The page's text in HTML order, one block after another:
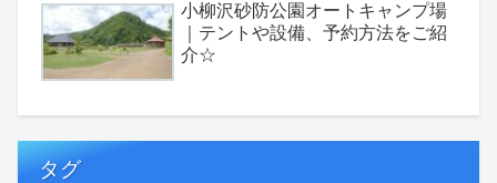
小柳沢砂防公園オートキャンプ場
｜テントや設備、予約方法をご紹
介☆
タグ